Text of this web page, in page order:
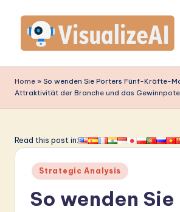
content
is
u
li
A
Home » So wenden Sie Porters Fünf-Kräfte-
Attraktivität der Branche und das
Read this post in:
Posted
in
Strategic Analysis
So wenden Sie